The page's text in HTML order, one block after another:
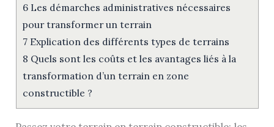
6Les démarches administratives nécessaires
pour transformer un terrain
7Explication des différents types de terrains
8 Quels sont les coûts et les avantages liés à la
transformation d’un terrain en zone
constructible ?